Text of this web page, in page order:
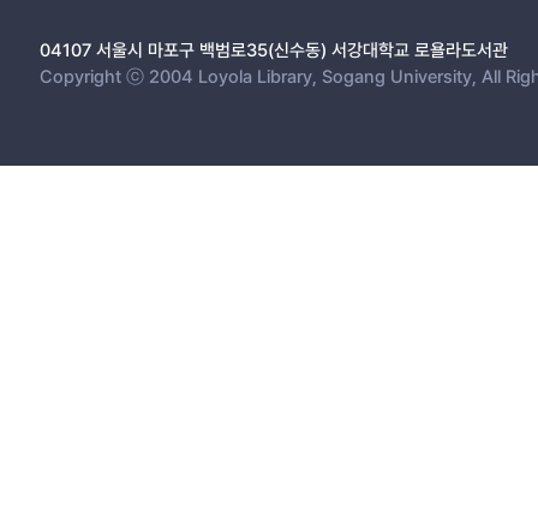
04107 서울시 마포구 백범로35(신수동) 서강대학교 로욜라도서관
Copyright ⓒ 2004 Loyola Library, Sogang University, All